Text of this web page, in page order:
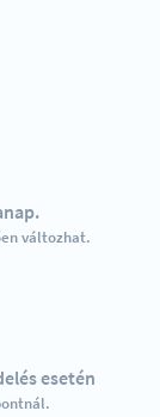
változhat.
esetén